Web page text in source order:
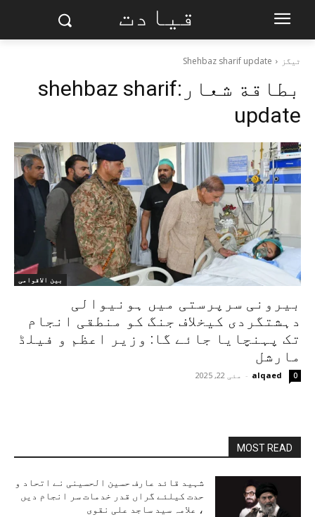
قیادت
ٹیگز Shehbaz sharif update
بطاقة شعار:shehbaz sharif
update
بین الاقوامی
بیرونی سرپرستی میں ہونیوالی
دہشتگردی کیخلاف جنگ کو منطقی انجام
تک پہنچایا جائے گا: وزیر اعظم و فیلڈ
مارشل
alqaed
- مئی 22, 2025 0
MOST READ
شہید قائد عارف حسین الحسینی نے اتحاد و
حدت کیلئے گراں قدر خدمات سر انجام دیں
، علامہ سید ساجد علی نقوی